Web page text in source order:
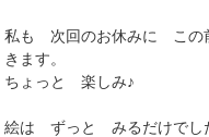
私も 次回のお休みに この
きます。
ちょっと 楽しみ♪
絵は ずっと みるだけでし